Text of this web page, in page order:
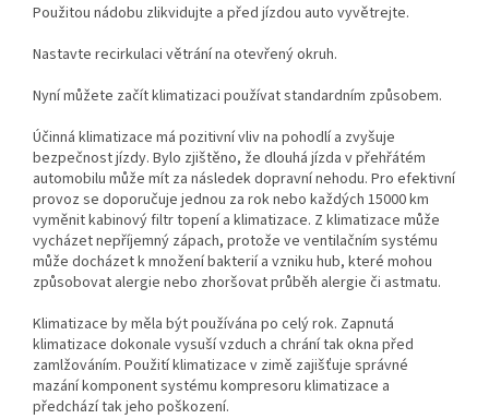
Použitou nádobu zlikvidujte a před jízdou auto vyvětrejte.
Nastavte recirkulaci větrání na otevřený okruh.
Nyní můžete začít klimatizaci používat standardním způsobem.
Účinná klimatizace má pozitivní vliv na pohodlí a zvyšuje
bezpečnost jízdy. Bylo zjištěno, že dlouhá jízda v přehřátém
automobilu může mít za následek dopravní nehodu. Pro efektivní
provoz se doporučuje jednou za rok nebo každých 15000 km
vyměnit kabinový filtr topení a klimatizace. Z klimatizace může
vycházet nepříjemný zápach, protože ve ventilačním systému
může docházet k množení bakterií a vzniku hub, které mohou
způsobovat alergie nebo zhoršovat průběh alergie či astmatu.
Klimatizace by měla být používána po celý rok. Zapnutá
klimatizace dokonale vysuší vzduch a chrání tak okna před
zamlžováním. Použití klimatizace v zimě zajišťuje správné
mazání komponent systému kompresoru klimatizace a
předchází tak jeho poškození.